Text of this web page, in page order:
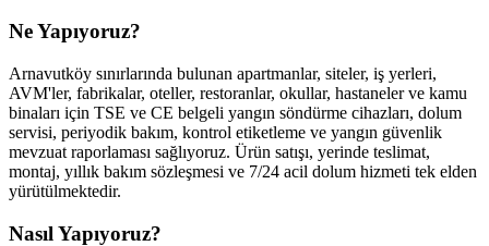
Ne Yapıyoruz?
Arnavutköy sınırlarında bulunan apartmanlar, siteler, iş yerleri,
AVM'ler, fabrikalar, oteller, restoranlar, okullar, hastaneler ve kamu
binaları için TSE ve CE belgeli yangın söndürme cihazları, dolum
servisi, periyodik bakım, kontrol etiketleme ve yangın güvenlik
mevzuat raporlaması sağlıyoruz. Ürün satışı, yerinde teslimat,
montaj, yıllık bakım sözleşmesi ve 7/24 acil dolum hizmeti tek elden
yürütülmektedir.
Nasıl Yapıyoruz?